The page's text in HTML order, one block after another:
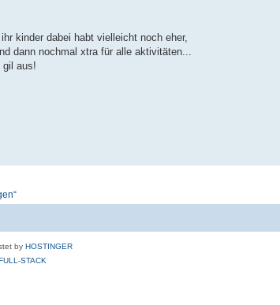
kinder dabei habt vielleicht noch eher,
dann nochmal xtra für alle aktivitäten...
gil aus!
by HOSTINGER
STACK